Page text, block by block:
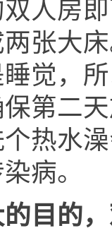
人房
张大
觉，
第二
热水
病。
目的